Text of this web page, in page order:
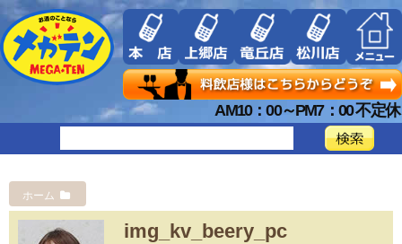
AM10：00～PM7：00 不定休
ホーム
img_kv_beery_pc